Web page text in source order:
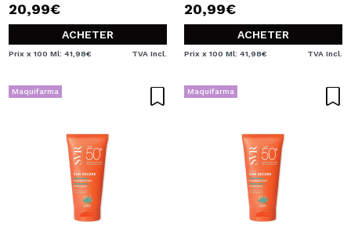
20,99€
ACHETER
Prix x 100 Ml: 41,98€ TVA Incl.
20,99€
ACHETER
Prix x 100 Ml: 41,98€ TVA Incl.
Maquifarma Maquifarma